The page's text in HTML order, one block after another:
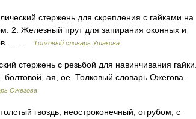
стержень для скрепления с гайками на
2. Железный прут для запирания оконных и
…
Толковый словарь Ушакова
стержень с резьбой для навинчивания гайки.
ая, ое. Толковый словарь Ожегова.
Ожегова
гвоздь, неостроконечный, отрубом, с